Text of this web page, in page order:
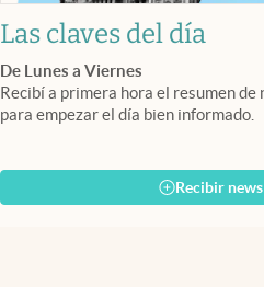
Las claves del día
De Lunes a Viernes
Recibí a primera hora el resumen
para empezar el día bien informado.
Recibir